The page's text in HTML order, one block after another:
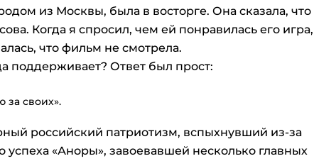
из Москвы, была в восторге. Она сказала, что
Когда я спросил, чем ей понравилась его игра,
что фильм не смотрела.
поддерживает? Ответ был прост:
за своих».
российский патриотизм, вспыхнувший из-за
успеха «Аноры», завоевавшей несколько главных